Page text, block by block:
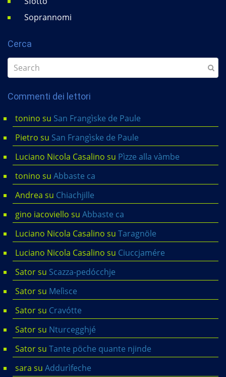
Soprannomi
Cerca
Commenti dei lettori
tonino su San Frangìske de Paule
Pietro su San Frangìske de Paule
Luciano Nicola Casalino su Pìzze alla vàmbe
tonino su Abbaste ca
Andrea su Chiachjille
gino iacoviello su Abbaste ca
Luciano Nicola Casalino su Taragnöle
Luciano Nicola Casalino su Ciuccjamére
Satorsu Scazza-pedócchje
Satorsu Melìsce
Satorsu Cravótte
Satorsu Nturcegghjé
Satorsu Tante pöche quante njinde
sara su Addurìfeche